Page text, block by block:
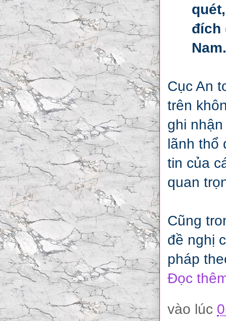
đích
Nam.
Cục An
trên
ghi
lãnh thổ
tin của
quan
Cũng
đề nghị
pháp
Đọc
vào lúc